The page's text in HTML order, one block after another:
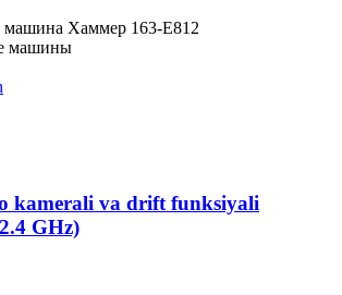
машина Хаммер 163-E812
машины
kamerali va drift funksiyali
GHz)